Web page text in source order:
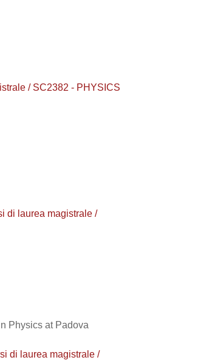
/ SC2382 - PHYSICS
di laurea magistrale /
Physics at Padova
di laurea magistrale /